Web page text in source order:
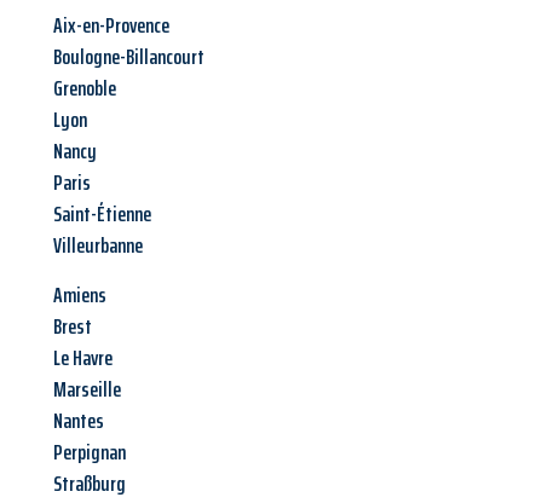
Aix-en-Provence
Boulogne-Billancourt
Grenoble
Lyon
Nancy
Paris
Saint-Étienne
Villeurbanne
Amiens
Brest
Le Havre
Marseille
Nantes
Perpignan
Straßburg